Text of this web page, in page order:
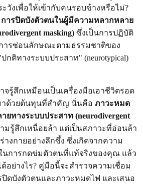
วังเพื่อให้เข้ากับคนรอบข้างหรือไม่?
การปิดบังตัวตนในผู้มีความหลากหลาย
masking) ซึ่งเป็นการปฏิบัติ
ารซ่อนลักษณะตามธรรมชาติของ
กติทางระบบประสาท" (neurotypical)
รู้สึกเหมือนเป็นเครื่องมือเอาชีวิตรอด
าด้วยต้นทุนที่สำคัญ นั่นคือ ภาวะหมด
ทางระบบประสาท (neurodivergent
มรู้สึกเหนื่อยล้า แต่เป็นสภาวะที่อ่อนล้า
งกายอย่างลึกซึ้ง ซึ่งเกิดจากความ
ในการกดข่มตัวตนที่แท้จริงของคุณ แล้ว
อย่างไร? คู่มือนี้จะสำรวจความเชื่อม
ปิดบังตัวตนและภาวะหมดไฟ และเสนอ